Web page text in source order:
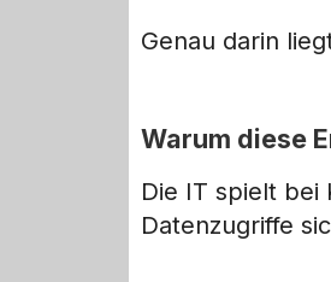
Genau darin
Warum diese
Die IT spielt bei
Datenzugriffe